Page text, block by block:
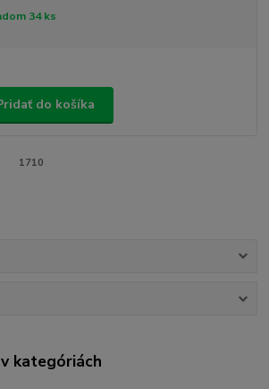
34 ks
do košíka
1710
kategóriách